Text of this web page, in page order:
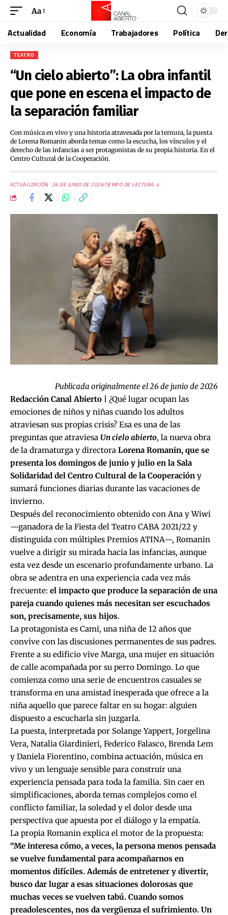
Aa
Actualidad Economía Trabajadores Política
TEATRO
“Un cielo abierto”: La obra infantil
que pone en escena el impacto de
la separación familiar
Con música en vivo y una historia atravesada por la ternura, la puesta
de Lorena Romanin aborda temas como la escucha, los vínculos y el
derecho de las infancias a ser protagonistas de su propia historia. En el
Centro Cultural de la Cooperación.
ACTUALIZACIÓN: 26 DE JUNIO DE 2026TIEMPO DE LECTURA: 4
Publicada originalmente el 26 de junio de 2026
Redacción Canal Abierto | ¿Qué lugar ocupan las
emociones de niños y niñas cuando los adultos
atraviesan sus propias crisis? Esa es una de las
preguntas que atraviesa Un cielo abierto, la nueva obra
de la dramaturga y directora Lorena Romanin, que se
presenta los domingos de junio y julio en la Sala
Solidaridad del Centro Cultural de la Cooperación y
sumará funciones diarias durante las vacaciones de
invierno.
Después del reconocimiento obtenido con Ana y Wiwi
—ganadora de la Fiesta del Teatro CABA 2021/22 y
distinguida con múltiples Premios ATINA—, Romanin
vuelve a dirigir su mirada hacia las infancias, aunque
esta vez desde un escenario profundamente urbano. La
obra se adentra en una experiencia cada vez más
frecuente: el impacto que produce la separación de una
pareja cuando quienes más necesitan ser escuchados
son, precisamente, sus hijos.
La protagonista es Cami, una niña de 12 años que
convive con las discusiones permanentes de sus padres.
Frente a su edificio vive Marga, una mujer en situación
de calle acompañada por su perro Domingo. Lo que
comienza como una serie de encuentros casuales se
transforma en una amistad inesperada que ofrece a la
niña aquello que parece faltar en su hogar: alguien
dispuesto a escucharla sin juzgarla.
La puesta, interpretada por Solange Yappert, Jorgelina
Vera, Natalia Giardinieri, Federico Falasco, Brenda Lem
y Daniela Fiorentino, combina actuación, música en
vivo y un lenguaje sensible para construir una
experiencia pensada para toda la familia. Sin caer en
simplificaciones, aborda temas complejos como el
conflicto familiar, la soledad y el dolor desde una
perspectiva que apuesta por el diálogo y la empatía.
La propia Romanin explica el motor de la propuesta:
“Me interesa cómo, a veces, la persona menos pensada
se vuelve fundamental para acompañarnos en
momentos difíciles. Además de entretener y divertir,
busco dar lugar a esas situaciones dolorosas que
muchas veces se vuelven tabú. Cuando somos
preadolescentes, nos da vergüenza el sufrimiento. Un